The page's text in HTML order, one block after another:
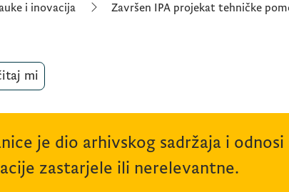
i inovacija Završen IPA projekat tehničke
mi
je dio arhivskog sadržaja i
zastarjele ili nerelevantne.